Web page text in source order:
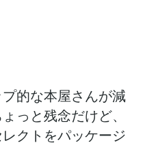
的な本屋さんが減
っと残念だけど、
クトをパッケージ